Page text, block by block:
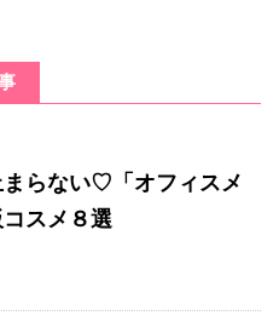
らない♡「オフィスメ
スメ８選